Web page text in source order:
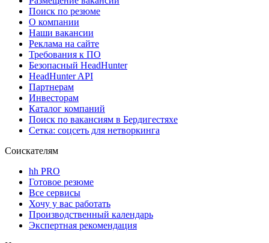
Поиск по резюме
О компании
Наши вакансии
Реклама на сайте
Требования к ПО
Безопасный HeadHunter
HeadHunter API
Партнерам
Инвесторам
Каталог компаний
Поиск по вакансиям в Бердигестяхе
Сетка: соцсеть для нетворкинга
Соискателям
hh PRO
Готовое резюме
Все сервисы
Хочу у вас работать
Производственный календарь
Экспертная рекомендация